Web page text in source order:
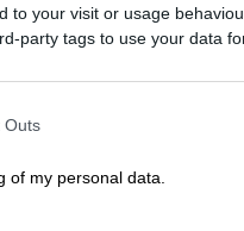
to your visit or usage
party tags to use your data
Outs
of my personal data.
ή του tablet σου,
για μια
θέλεις...
λύση ανάγκης. Έχει